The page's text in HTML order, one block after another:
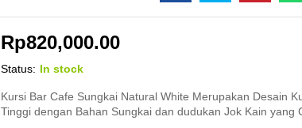
Rp820,000.00
Status: In stock
Kursi Bar Cafe Sungkai Natural White Merupakan Desain
Tinggi dengan Bahan Sungkai dan dudukan Jok Kain yang